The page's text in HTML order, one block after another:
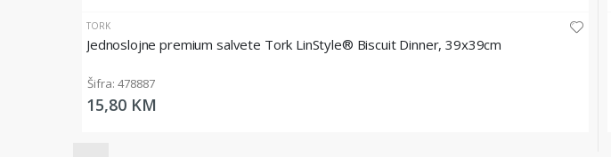
TORK
Jednoslojne premium salvete Tork LinStyle® Biscuit Dinner, 39x39cm
Šifra: 478887
15,80 KM